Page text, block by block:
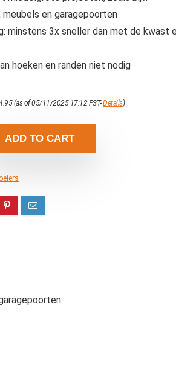
en garagepoorten
minstens 3x sneller dan met de kwast
hoeken en randen niet nodig
(as of 05/11/2025 17:12 PST-Details)
ADD TO CART